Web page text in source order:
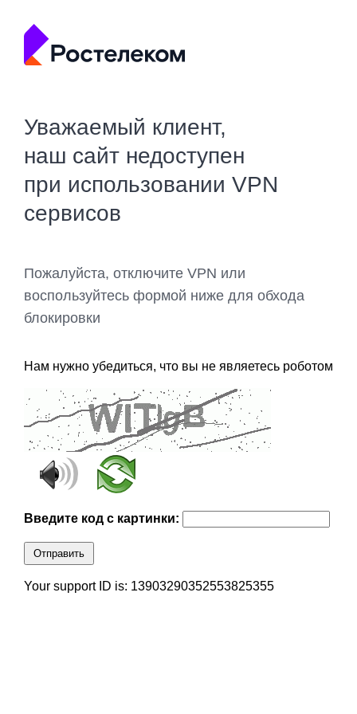
Уважаемый клиент,
наш сайт недоступен
при использовании VPN
сервисов
Пожалуйста, отключите VPN или
воспользуйтесь формой ниже для обхода
блокировки
Нам нужно убедиться, что вы не являетесь роботом
Введите код с картинки:
Отправить
Your support ID is: 13903290352553825355